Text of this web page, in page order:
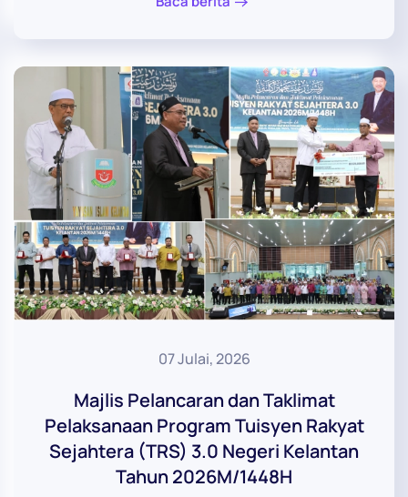
07 Julai, 2026
Majlis Pelancaran dan Taklimat
Pelaksanaan Program Tuisyen Rakyat
Sejahtera (TRS) 3.0 Negeri Kelantan
Tahun 2026M/1448H